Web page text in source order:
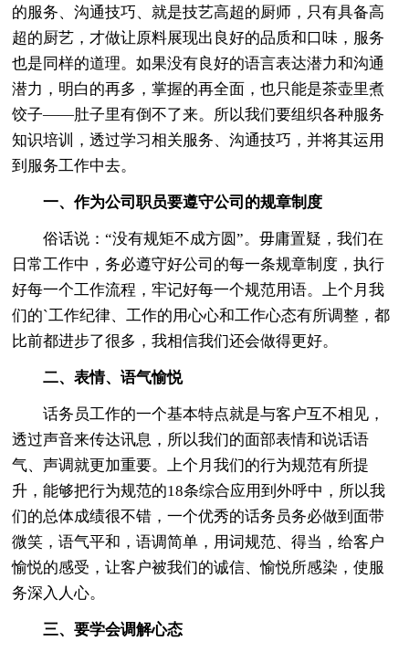
的服务、沟通技巧、就是技艺高超的厨师，只有具备高
超的厨艺，才做让原料展现出良好的品质和口味，服务
也是同样的道理。如果没有良好的语言表达潜力和沟通
潜力，明白的再多，掌握的再全面，也只能是茶壶里煮
饺子——肚子里有倒不了来。所以我们要组织各种服务
知识培训，透过学习相关服务、沟通技巧，并将其运用
到服务工作中去。
一、作为公司职员要遵守公司的规章制度
俗话说：“没有规矩不成方圆”。毋庸置疑，我们在
日常工作中，务必遵守好公司的每一条规章制度，执行
好每一个工作流程，牢记好每一个规范用语。上个月我
们的`工作纪律、工作的用心心和工作心态有所调整，都
比前都进步了很多，我相信我们还会做得更好。
二、表情、语气愉悦
话务员工作的一个基本特点就是与客户互不相见，
透过声音来传达讯息，所以我们的面部表情和说话语
气、声调就更加重要。上个月我们的行为规范有所提
升，能够把行为规范的18条综合应用到外呼中，所以我
们的总体成绩很不错，一个优秀的话务员务必做到面带
微笑，语气平和，语调简单，用词规范、得当，给客户
愉悦的感受，让客户被我们的诚信、愉悦所感染，使服
务深入人心。
三、要学会调解心态